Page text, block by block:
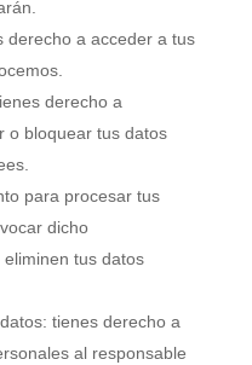
derecho a acceder a tus
derecho a
o bloquear tus datos
para procesar tus
dicho
tus datos
tienes derecho a
al responsable